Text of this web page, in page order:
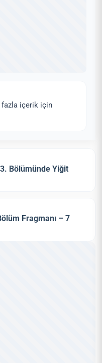
fazla içerik için
Bölümünde Yiğit
Fragmanı – 7